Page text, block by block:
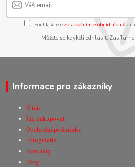
Souhlasím se zpracováním osobních údajůza
Můžete se kdykoli odhlásit.
Informace pro zákazníky
O nás
Jak nakupovat
Obchodní podmínky
Fotogalerie
Kontakty
Blog